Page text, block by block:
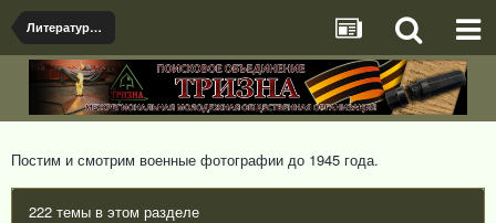
Литература и Кино-Фото документы
Постим и смотрим военные фотографии до 1945 года.
222 темы в этом разделе